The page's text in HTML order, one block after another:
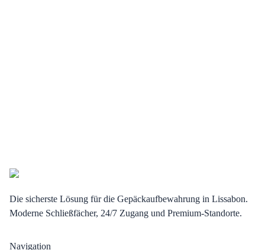
Die sicherste Lösung für die Gepäckaufbewahrung in Lissabon.
Moderne Schließfächer, 24/7 Zugang und Premium-Standorte.
Navigation